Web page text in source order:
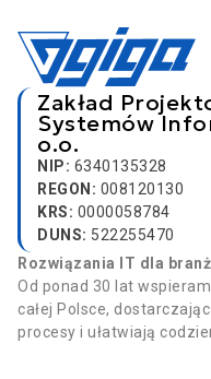
Zakład
Systemów
o.o.
NIP: 6340135328
REGON: 008120130
KRS: 0000058784
DUNS: 522255470
Rozwiązania IT dla
Od ponad 30 lat
całej Polsce,
procesy i ułatwiają